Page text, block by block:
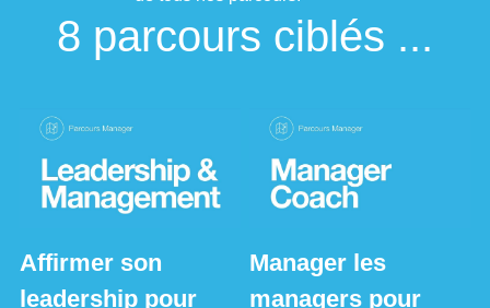
8 parcours ciblés ...
Affirmer son
leadership pour
Manager les
managers pour